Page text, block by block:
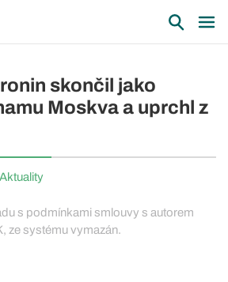
skončil jako
Moskva a uprchl z
Aktuality
s podmínkami smlouvy s autorem
ze systému vymazán.